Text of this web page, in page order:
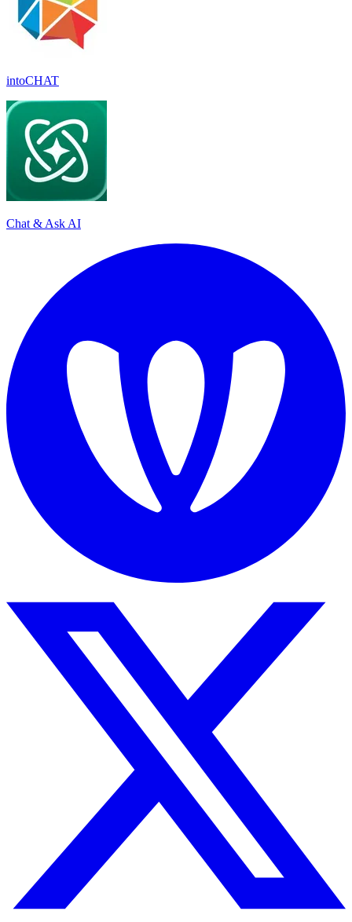
intoCHAT
Chat & Ask AI